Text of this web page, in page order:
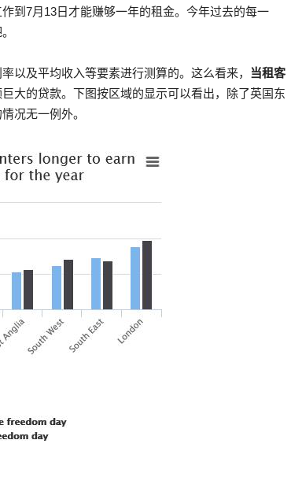
到7月13日才能赚够一年的租金。今年过去的每一
以及平均收入等要素进行测算的。这么看来，
当租客
大的贷款。下图按区域的显示可以看出，除了英国东
况无一例外。